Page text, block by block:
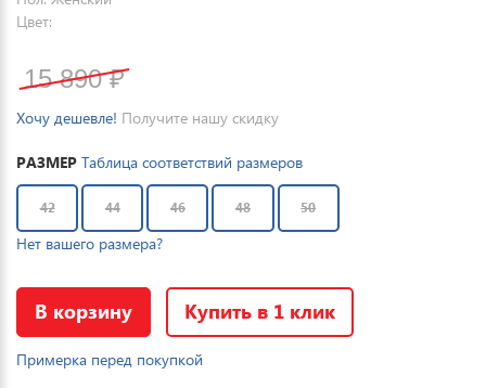
Цвет:
15 890₽
Хочу дешевле! Получите нашу скидку
РАЗМЕР Таблица соответствий размеров
42 44 46 48 50
Нет вашего размера?
В корзину Купить в 1 клик
Примерка перед покупкой